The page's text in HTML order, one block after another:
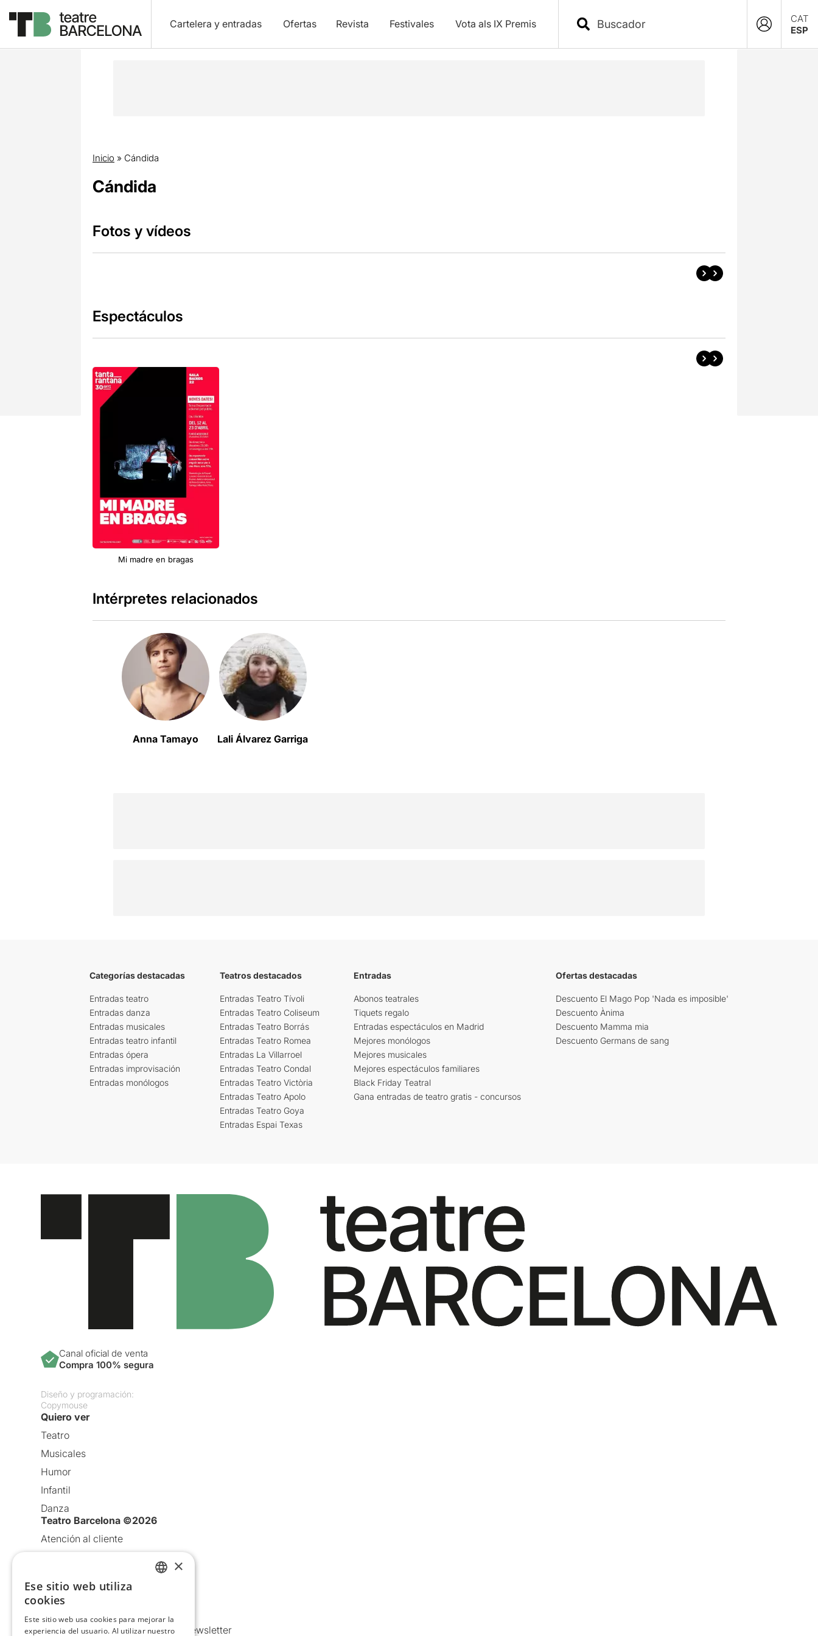
Cartelera y entradas Ofertas Revista Festivales Vota als IX Premis
CAT
ESP
Inicio » Cándida
Cándida
Fotos y vídeos
Espectáculos
Mi madre en bragas
Intérpretes relacionados
Anna Tamayo Lali Álvarez Garriga
Categorías destacadas
Entradas teatro
Entradas danza
Entradas musicales
Entradas teatro infantil
Entradas ópera
Entradas improvisación
Entradas monólogos
Teatros destacados
Entradas Teatro Tívoli
Entradas Teatro Coliseum
Entradas Teatro Borrás
Entradas Teatro Romea
Entradas La Villarroel
Entradas Teatro Condal
Entradas Teatro Victòria
Entradas Teatro Apolo
Entradas Teatro Goya
Entradas Espai Texas
Entradas
Abonos teatrales
Tiquets regalo
Entradas espectáculos en Madrid
Mejores monólogos
Mejores musicales
Mejores espectáculos familiares
Black Friday Teatral
Gana entradas de teatro gratis - concursos
Ofertas destacadas
Descuento El Mago Pop 'Nada es imposible'
Descuento Ànima
Descuento Mamma mia
Descuento Germans de sang
Canal oficial de venta
Compra 100% segura
Diseño y programación:
Copymouse
Quiero ver
Teatro
Musicales
Humor
Infantil
Danza
Teatro Barcelona ©2026
Atención al cliente
Política de Cookies
Comunicaciones comerciales y Newsletter
×
Ese sitio web utiliza
cookies
Este sitio web usa cookies para mejorar la
experiencia del usuario. Al utilizar nuestro